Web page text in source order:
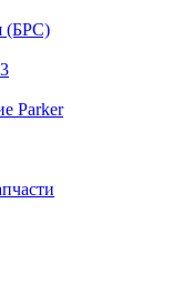
(БРС)
Parker